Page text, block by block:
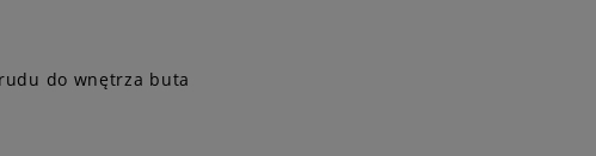
do wnętrza buta